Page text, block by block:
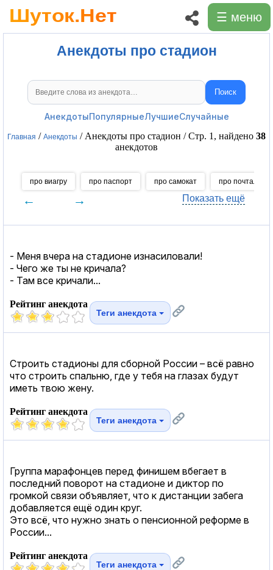
☰ меню
Анекдоты про стадион
Поиск анекдотов Поиск
АнекдотыПопулярныеЛучшиеСлучайные
Главная / Анекдоты / Анекдоты про стадион / Стр. 1, найдено 38
анекдотов
про виагру про паспорт про самокат про
← → Показать ещё
- Меня вчера на стадионе изнасиловали!
- Чего же ты не кричала?
- Там все кричали...
Рейтинг анекдота
Теги анекдота
Строить стадионы для сборной России – всё равно
что строить спальню, где у тебя на глазах будут
иметь твою жену.
Рейтинг анекдота
Теги анекдота
Группа марафонцев перед финишем вбегает в
последний поворот на стадионе и диктор по
громкой связи объявляет, что к дистанции забега
добавляется ещё один круг.
Это всё, что нужно знать о пенсионной реформе в
России...
Рейтинг анекдота
Теги анекдота